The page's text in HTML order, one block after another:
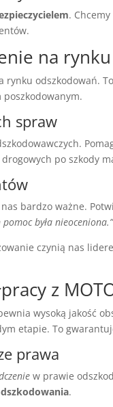
.
na
rynku odszkodowań.
spraw
po szkody
bardzo ważne.
była nieoceniona.”
czynią nas
z
wysoką jakość
etapie. To
prawa
w prawie
.